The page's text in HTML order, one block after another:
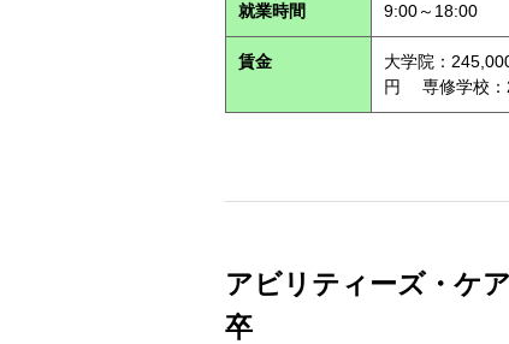
就業時間 9:00～18:00
賃金
大学院：
円 専修学校：
アビリティーズ・ケ
卒